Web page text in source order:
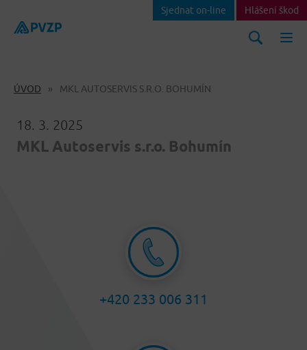
Sjednat on-line Hlášení škod
ÚVOD MKL AUTOSERVIS S.R.O. BOHUMÍN
18. 3. 2025
MKL Autoservis s.r.o. Bohumín
+420 233 006 311